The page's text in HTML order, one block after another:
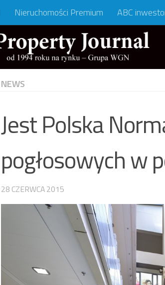
Nieruchomości Premium ABC
NEWS
Jest Polska
pogłosowych w
28 CZERWCA 2015